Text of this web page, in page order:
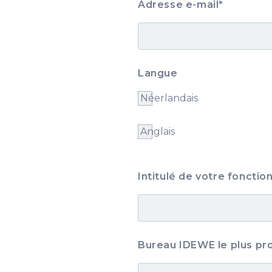
Adresse e-mail*
Langue
Néerlandais
Anglais
Intitulé de votre fonction
Bureau IDEWE le plus